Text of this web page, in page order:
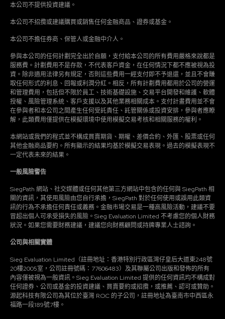
本公司不提供投資建議。
本公司不招攬或建議購買或銷售任何金融商品、證券或基金。
本公司不擔任券商、保管人或金融中介人。
參與本公司的任何計劃完全出於自願，支付給本公司的所有費用嚴格來說都是
服務費。計劃費用不是存款，不代表客戶資金，在任何情況下都不應被視為投
資。除非適用法律另有規定，否則這些費用一經支付即不予退還，並且不會賺
取任何形式的利息、回報或利潤分紅。相反，所有計劃費用都用於公司的營運
和管理費用，包括但不限於員工、技術基礎設施、交易平台開發和維護、軟體
授權、風險管理系統、客戶支援以及其他業務相關成本。支付計畫費用並不會
在參與者和本公司之間產生任何受託責任、託管關係或投資安排，參與者應瞭
解，此類費用僅提供在模擬環境中使用模擬交易考核和相關服務的權利。
本網站或我們的程式並不構成買賣期貨、期權、差價合約、外匯、股票或任何
其他金融商品要約。所有顯示的結果均基於模擬交易表現。過去的模擬表現不
一定代表未來的結果。
一般風險警告
SiegPath 網站、社交媒體或任何其他第三方網站中包含的任何與 SiegPath 相
關的資訊，其使用風險由您自行承擔，SiegPath 對於任何使用或誤用此類資
訊的行為不承擔任何責任或義務。金融市場交易是一種高風險活動，建議不要
冒超出個人可承受損失的風險。Sieg Evaluation Limited 不考慮您的個人財務
狀況。如果您需要財務建議，建議您向財務顧問或持牌專業人士諮詢。
公司與相關實體
Sieg Evaluation Limited（註冊地址：香港特別行政區灣仔皇后大道東248號
20樓2005室，公司註冊號碼：77606483）及其聯屬公司出版和發佈的所有
內容僅被視為一般資訊。Sieg Evaluation Limited 提供的任何資訊均不構成對
任何證券、公司或基金的投資建議、買賣要約或招攬，或推薦、認可或贊助。
源起科技有限公司為其位於臺灣 R.O.C 的子公司，註冊地址為臺南市中西區永
福路一段189號7樓。